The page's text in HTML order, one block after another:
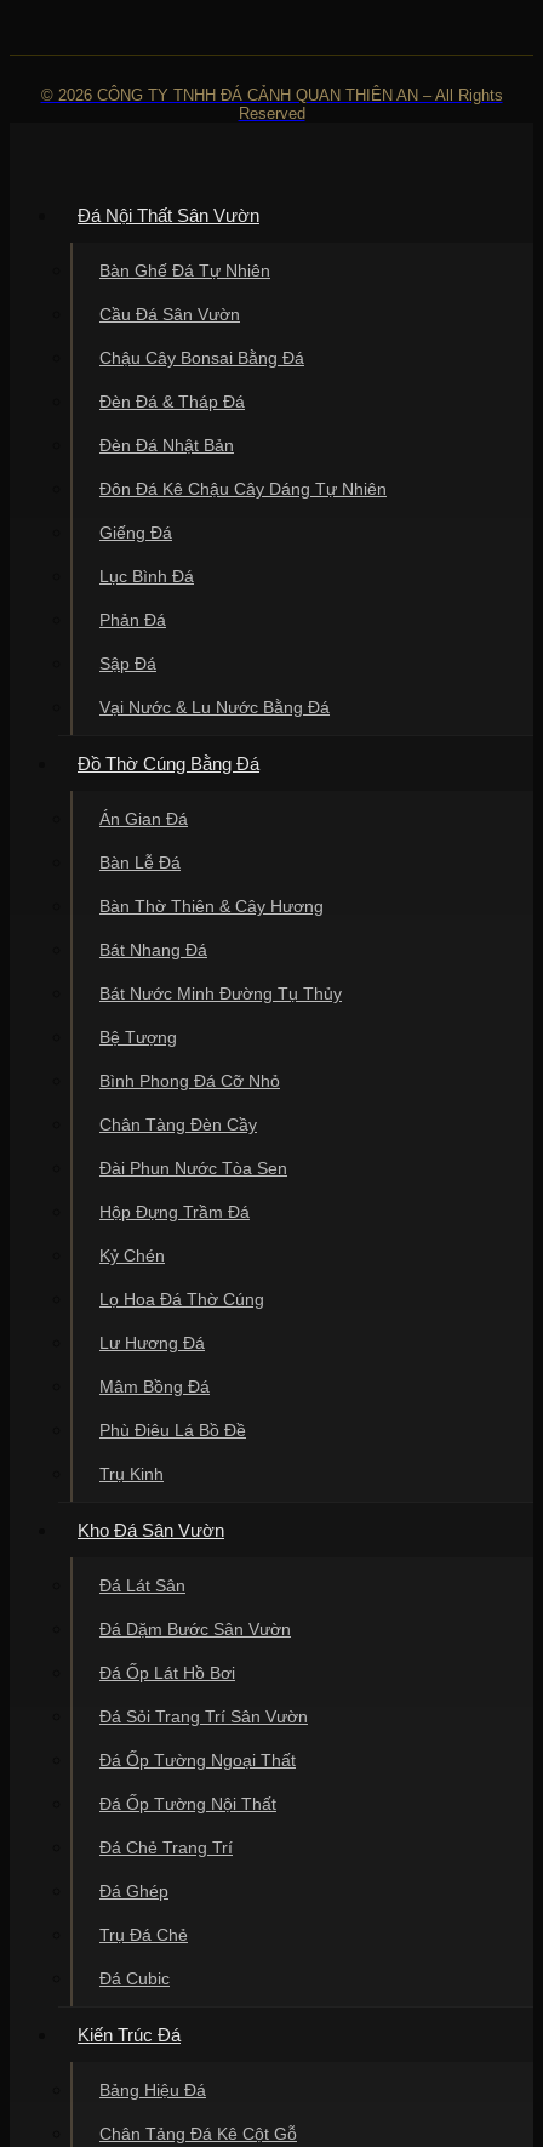
© 2026 CÔNG TY TNHH ĐÁ CẢNH QUAN THIÊN AN – All Rights
Reserved
Đá Nội Thất Sân Vườn
Bàn Ghế Đá Tự Nhiên
Cầu Đá Sân Vườn
Chậu Cây Bonsai Bằng Đá
Đèn Đá & Tháp Đá
Đèn Đá Nhật Bản
Đôn Đá Kê Chậu Cây Dáng Tự Nhiên
Giếng Đá
Lục Bình Đá
Phản Đá
Sập Đá
Vại Nước & Lu Nước Bằng Đá
Đồ Thờ Cúng Bằng Đá
Án Gian Đá
Bàn Lễ Đá
Bàn Thờ Thiên & Cây Hương
Bát Nhang Đá
Bát Nước Minh Đường Tụ Thủy
Bệ Tượng
Bình Phong Đá Cỡ Nhỏ
Chân Tàng Đèn Cầy
Đài Phun Nước Tòa Sen
Hộp Đựng Trầm Đá
Kỷ Chén
Lọ Hoa Đá Thờ Cúng
Lư Hương Đá
Mâm Bồng Đá
Phù Điêu Lá Bồ Đề
Trụ Kinh
Kho Đá Sân Vườn
Đá Lát Sân
Đá Dặm Bước Sân Vườn
Đá Ốp Lát Hồ Bơi
Đá Sỏi Trang Trí Sân Vườn
Đá Ốp Tường Ngoại Thất
Đá Ốp Tường Nội Thất
Đá Chẻ Trang Trí
Đá Ghép
Trụ Đá Chẻ
Đá Cubic
Kiến Trúc Đá
Bảng Hiệu Đá
Chân Tảng Đá Kê Cột Gỗ